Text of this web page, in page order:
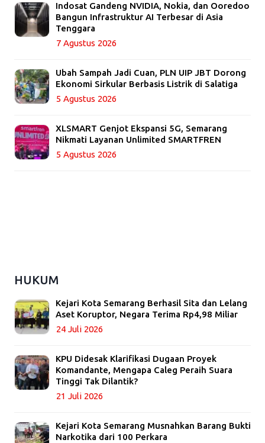
Indosat Gandeng NVIDIA, Nokia, dan Ooredoo
Bangun Infrastruktur AI Terbesar di Asia
Tenggara
7 Agustus 2026
Ubah Sampah Jadi Cuan, PLN UIP JBT Dorong
Ekonomi Sirkular Berbasis Listrik di Salatiga
5 Agustus 2026
XLSMART Genjot Ekspansi 5G, Semarang
Nikmati Layanan Unlimited SMARTFREN
5 Agustus 2026
HUKUM
Kejari Kota Semarang Berhasil Sita dan Lelang
Aset Koruptor, Negara Terima Rp4,98 Miliar
24 Juli 2026
KPU Didesak Klarifikasi Dugaan Proyek
Komandante, Mengapa Caleg Peraih Suara
Tinggi Tak Dilantik?
21 Juli 2026
Kejari Kota Semarang Musnahkan Barang Bukti
Narkotika dari 100 Perkara